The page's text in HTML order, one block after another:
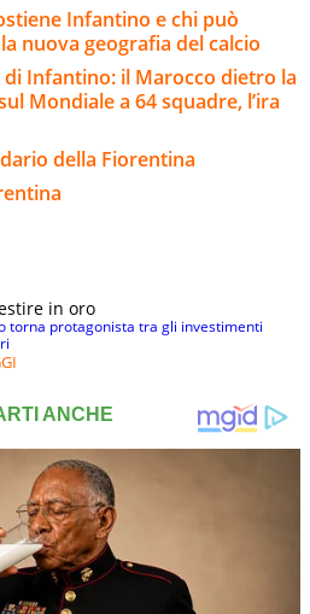
Infantino e chi può
nuova geografia del calcio
Infantino: il Marocco dietro la
Mondiale a 64 squadre, l’ira
della Fiorentina
in oro
torna protagonista tra gli investimenti